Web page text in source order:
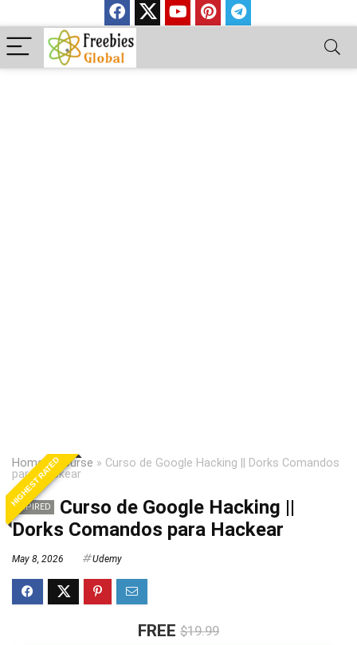
Home»Course » Curso de Google Hacking || Dorks Comandos
para Hackear
HIGHEST RATED
EXPIRED
Curso de Google Hacking ||
Dorks Comandos para Hackear
May 8, 2026 Udemy
FREE $19.99